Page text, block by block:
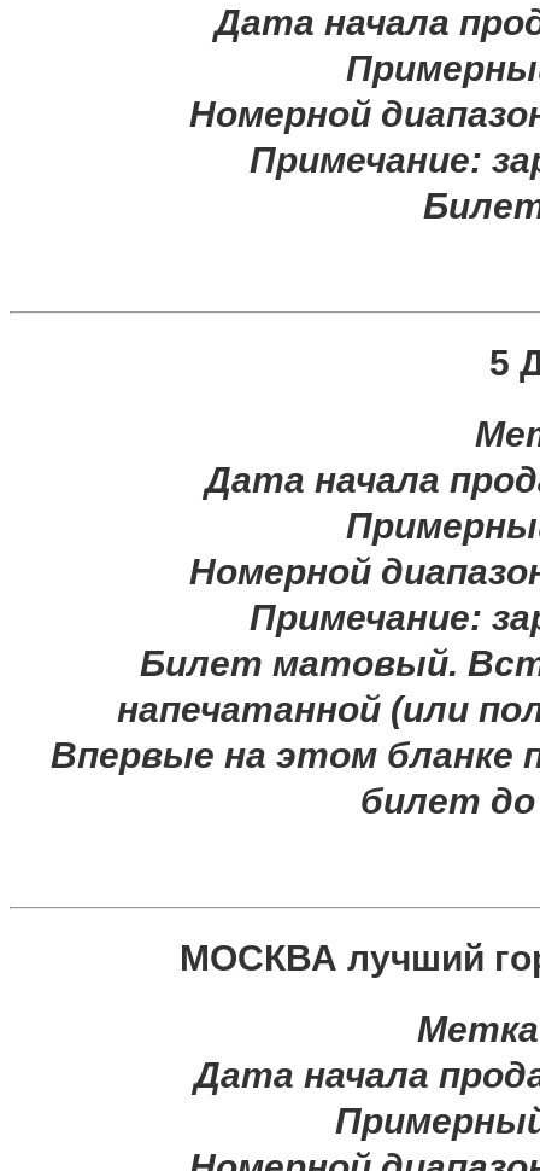
Дата начала
Номерной
Примечание:
5
Дата начала
Номерной
Примечание:
Билет матовый.
напечатанной (или
Впервые на этом бланке
билет до
МОСКВА лучший
Дата начала